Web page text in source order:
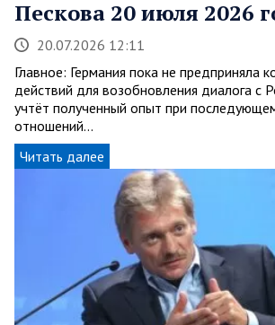
Пескова 20 июля 2026
20.07.2026 12:11
Главное: Германия пока не предприняла
действий для возобновления диалога с
учтёт полученный опыт при
отношений…
Читать далее